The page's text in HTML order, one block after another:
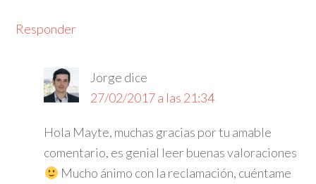
Responder
Jorge dice
27/02/2017 a las 21:34
Hola Mayte, muchas gracias por tu amable
comentario, es genial leer buenas valoraciones
Mucho ánimo con la reclamación, cuéntame